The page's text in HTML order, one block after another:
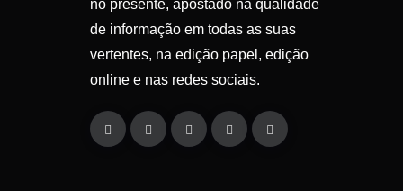
no presente, apostado na qualidade
de informação em todas as suas
vertentes, na edição papel, edição
online e nas redes sociais.